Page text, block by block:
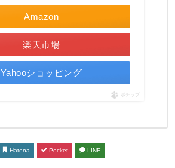
Amazon
楽天市場
Yahooショッピング
ポチップ
Hatena Pocket LINE